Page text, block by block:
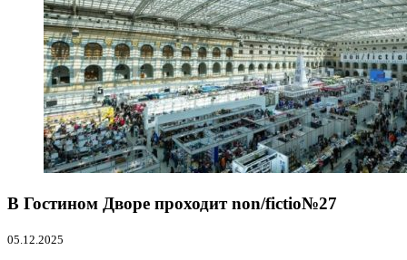
В Гостином Дворе проходит non/fictio№27
05.12.2025